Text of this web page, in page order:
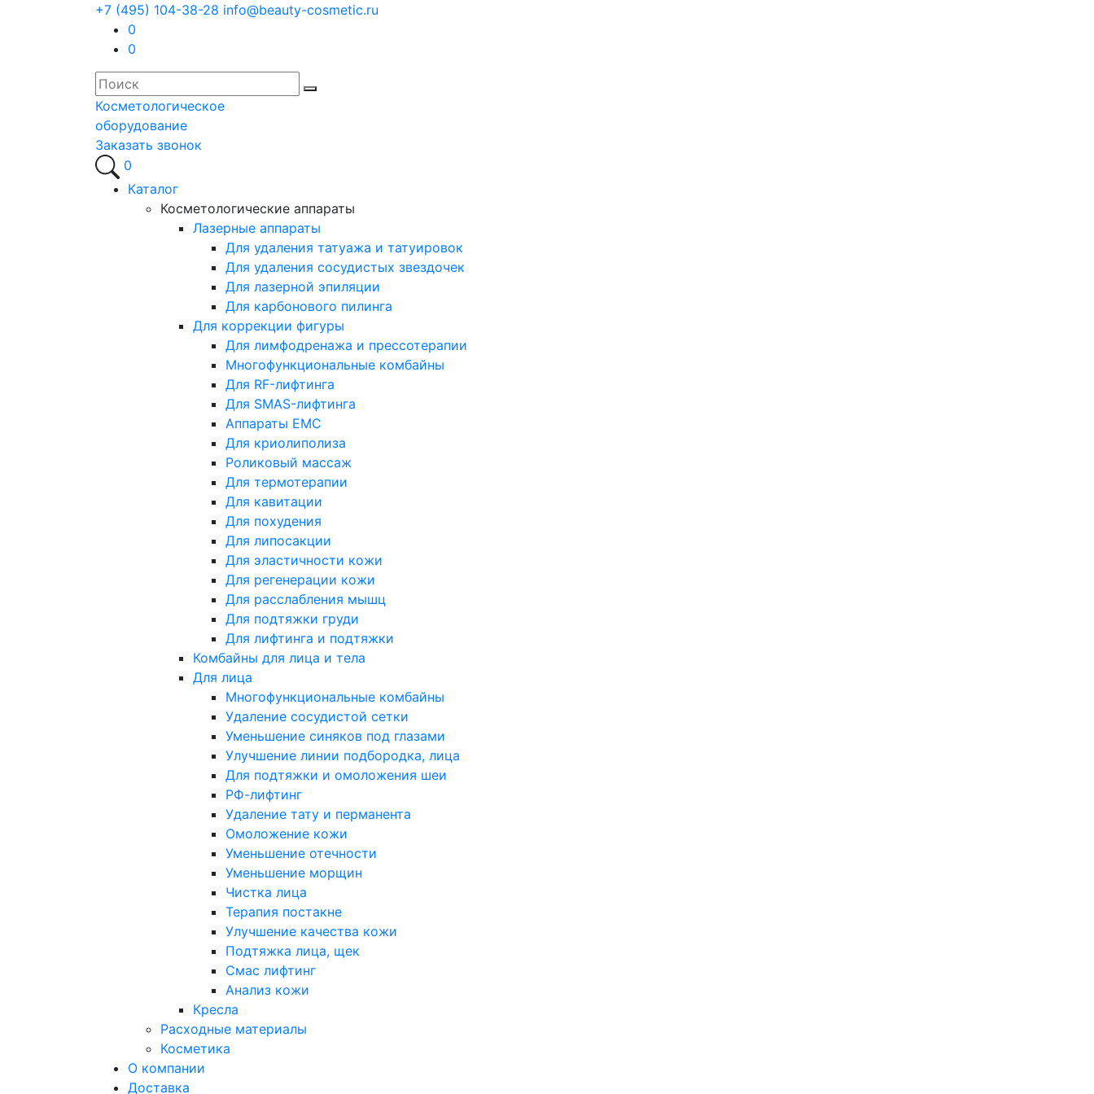
+7 (495) 104-38-28 info@beauty-cosmetic.ru
0
0
Косметологическое
оборудование
Заказать звонок
0
Каталог
Косметологические аппараты
Лазерные аппараты
Для удаления татуажа и татуировок
Для удаления сосудистых звездочек
Для лазерной эпиляции
Для карбонового пилинга
Для коррекции фигуры
Для лимфодренажа и прессотерапии
Многофункциональные комбайны
Для RF-лифтинга
Для SMAS-лифтинга
Аппараты EMC
Для криолиполиза
Роликовый массаж
Для термотерапии
Для кавитации
Для похудения
Для липосакции
Для эластичности кожи
Для регенерации кожи
Для расслабления мышц
Для подтяжки груди
Для лифтинга и подтяжки
Комбайны для лица и тела
Для лица
Многофункциональные комбайны
Удаление сосудистой сетки
Уменьшение синяков под глазами
Улучшение линии подбородка, лица
Для подтяжки и омоложения шеи
РФ-лифтинг
Удаление тату и перманента
Омоложение кожи
Уменьшение отечности
Уменьшение морщин
Чистка лица
Терапия постакне
Улучшение качества кожи
Подтяжка лица, щек
Смас лифтинг
Анализ кожи
Кресла
Расходные материалы
Косметика
О компании
Доставка